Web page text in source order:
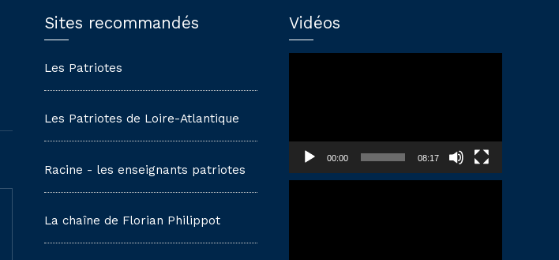
Sites recommandés
Les Patriotes
Les Patriotes de Loire-Atlantique
Racine - les enseignants patriotes
La chaîne de Florian Philippot
Vidéos
00:00 08:17